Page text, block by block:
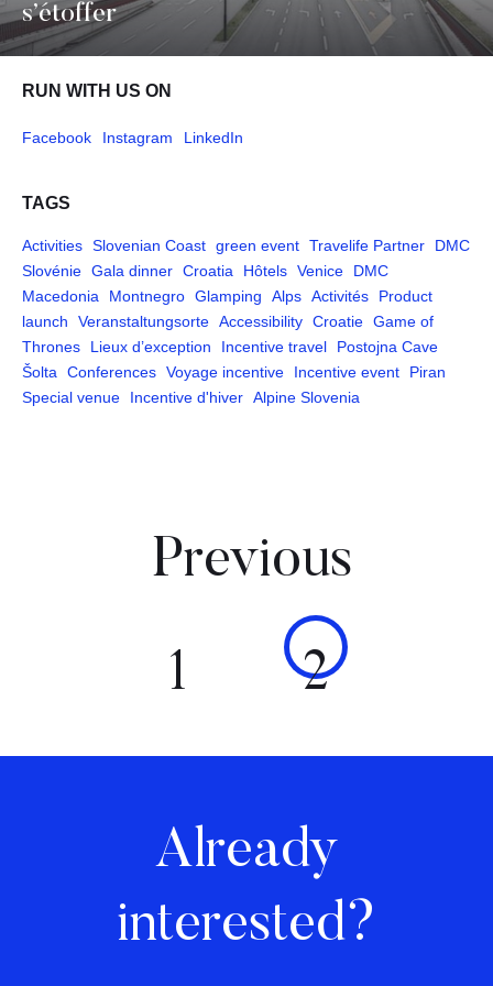
s’étoffer
RUN WITH US ON
Facebook Instagram LinkedIn
TAGS
Activities Slovenian Coast green event Travelife Partner
DMC
Slovénie Gala dinner Croatia Hôtels Venice
DMC
Macedonia
Montnegro Glamping Alps Activités
Product
launch
Veranstaltungsorte Accessibility Croatie Game of
Thrones
Lieux d’exception Incentive travel
Postojna Cave
Šolta
Conferences Voyage incentive Incentive event
Piran
Special venue
Incentive d'hiver Alpine Slovenia
Previous
1 2
Already
interested?